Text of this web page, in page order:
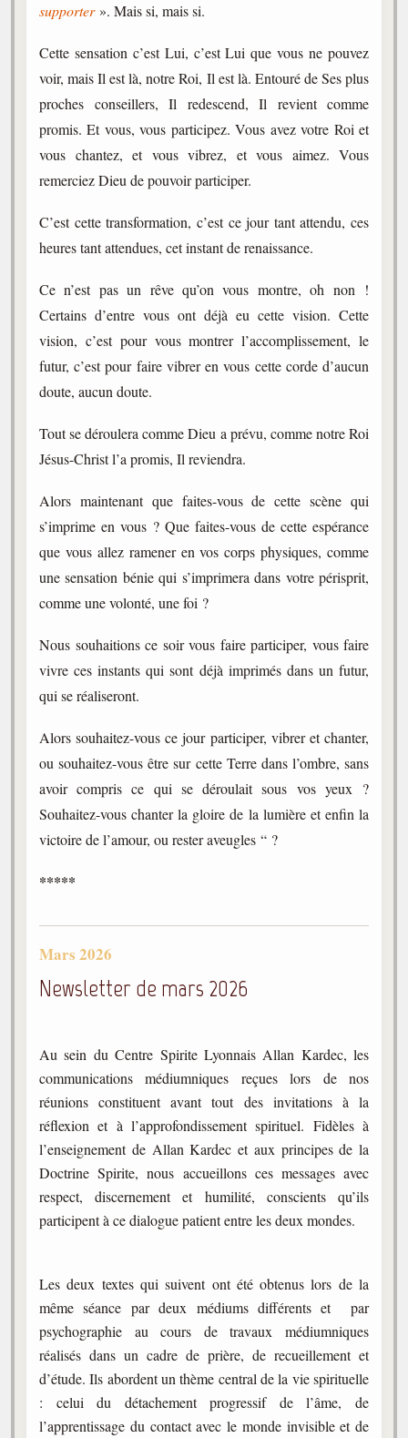
supporter». Mais si, mais si.
Cette sensation c’est Lui, c’est Lui que vous ne pouvez
voir, mais Il est là, notre Roi, Il est là. Entouré de Ses plus
proches conseillers, Il redescend, Il revient comme
promis. Et vous, vous participez. Vous avez votre Roi et
vous chantez, et vous vibrez, et vous aimez. Vous
remerciez Dieu de pouvoir participer.
C’est cette transformation, c’est ce jour tant attendu, ces
heures tant attendues, cet instant de renaissance.
Ce n’est pas un rêve qu’on vous montre, oh non !
Certains d’entre vous ont déjà eu cette vision. Cette
vision, c’est pour vous montrer l’accomplissement, le
futur, c’est pour faire vibrer en vous cette corde d’aucun
doute, aucun doute.
Tout se déroulera comme Dieu a prévu, comme notre Roi
Jésus-Christ l’a promis, Il reviendra.
Alors maintenant que faites-vous de cette scène qui
s’imprime en vous ? Que faites-vous de cette espérance
que vous allez ramener en vos corps physiques, comme
une sensation bénie qui s’imprimera dans votre périsprit,
comme une volonté, une foi ?
Nous souhaitions ce soir vous faire participer, vous faire
vivre ces instants qui sont déjà imprimés dans un futur,
qui se réaliseront.
Alors souhaitez-vous ce jour participer, vibrer et chanter,
ou souhaitez-vous être sur cette Terre dans l’ombre, sans
avoir compris ce qui se déroulait sous vos yeux ?
Souhaitez-vous chanter la gloire de la lumière et enfin la
victoire de l’amour, ou rester aveugles “ ?
*****
Mars 2026
Newsletter de mars 2026
Au sein du Centre Spirite Lyonnais Allan Kardec, les
communications médiumniques reçues lors de nos
réunions constituent avant tout des invitations à la
réflexion et à l’approfondissement spirituel. Fidèles à
l’enseignement de Allan Kardec et aux principes de la
Doctrine Spirite, nous accueillons ces messages avec
respect, discernement et humilité, conscients qu’ils
participent à ce dialogue patient entre les deux mondes.
Les deux textes qui suivent ont été obtenus lors de la
même séance par deux médiums différents et par
psychographie au cours de travaux médiumniques
réalisés dans un cadre de prière, de recueillement et
d’étude. Ils abordent un thème central de la vie spirituelle
: celui du détachement progressif de l’âme, de
l’apprentissage du contact avec le monde invisible et de